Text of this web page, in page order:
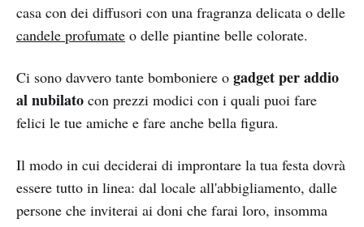
casa con dei diffusori con una fragranza delicata o delle
candele profumate o delle piantine belle colorate.
Ci sono davvero tante bomboniere o gadget per addio
al nubilato con prezzi modici con i quali puoi fare
felici le tue amiche e fare anche bella figura.
Il modo in cui deciderai di improntare la tua festa dovrà
essere tutto in linea: dal locale all'abbigliamento, dalle
persone che inviterai ai doni che farai loro, insomma